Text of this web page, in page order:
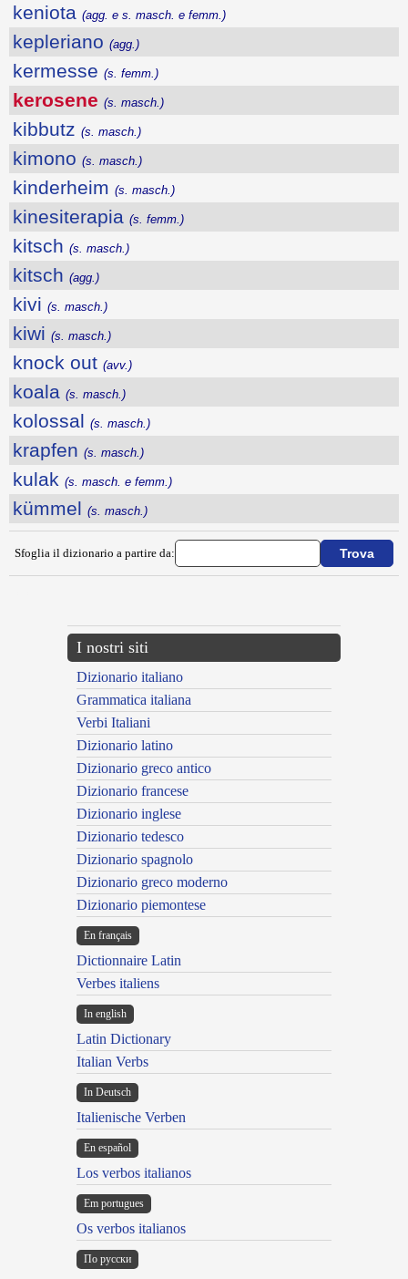
keniota (agg. e s. masch. e femm.)
kepleriano (agg.)
kermesse (s. femm.)
kerosene (s. masch.)
kibbutz (s. masch.)
kimono (s. masch.)
kinderheim (s. masch.)
kinesiterapia (s. femm.)
kitsch (s. masch.)
kitsch (agg.)
kivi (s. masch.)
kiwi (s. masch.)
knock out (avv.)
koala (s. masch.)
kolossal (s. masch.)
krapfen (s. masch.)
kulak (s. masch. e femm.)
kümmel (s. masch.)
Sfoglia il dizionario a partire da:
I nostri siti
Dizionario italiano
Grammatica italiana
Verbi Italiani
Dizionario latino
Dizionario greco antico
Dizionario francese
Dizionario inglese
Dizionario tedesco
Dizionario spagnolo
Dizionario greco moderno
Dizionario piemontese
En français
Dictionnaire Latin
Verbes italiens
In english
Latin Dictionary
Italian Verbs
In Deutsch
Italienische Verben
En español
Los verbos italianos
Em portugues
Os verbos italianos
По русски